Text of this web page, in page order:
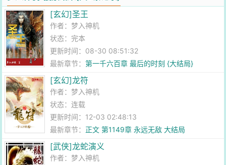
[玄幻]圣王
作者： 梦入神机
状态：完本
更新时间：08-30 08:51:32
最新章节：第一千六百章 最后的时刻 {大结局}
[玄幻]龙符
作者： 梦入神机
状态：连载
更新时间：12-03 02:48:13
最新章节： 正文 第1149章 永远无敌 大结局
[武侠]龙蛇演义
作者： 梦入神机